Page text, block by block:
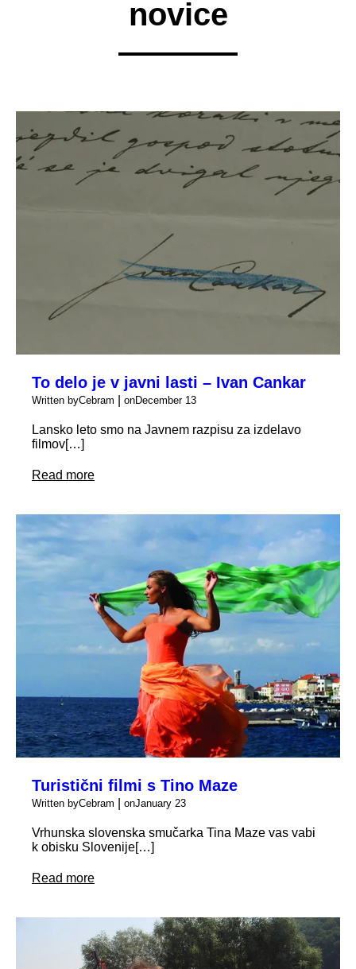
novice
To delo je v javni lasti – Ivan Cankar
Written byCebram onDecember 13
Lansko leto smo na Javnem razpisu za izdelavo
filmov[…]
Read more
Turistični filmi s Tino Maze
Written byCebram onJanuary 23
Vrhunska slovenska smučarka Tina Maze vas vabi
k obisku Slovenije[…]
Read more